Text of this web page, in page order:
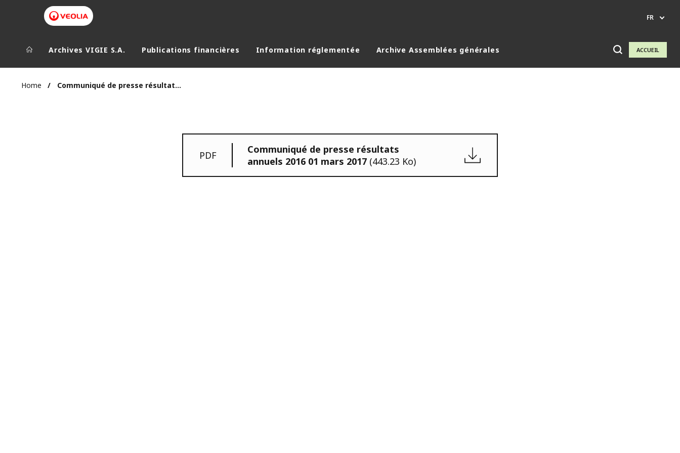
FR
Archives VIGIE S.A. Publications financières Information réglementée Archive Assemblées générales ACCUEIL
Home Communiqué de presse résultats annuels 2016 01 mars 2017
PDF
Communiqué de presse résultats
annuels 2016 01 mars 2017 (443.23 Ko)